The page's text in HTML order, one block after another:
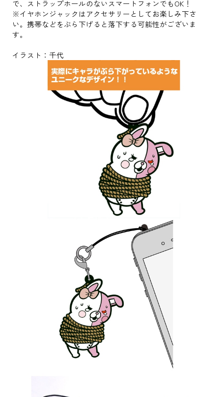
で、ストラップホールのないスマートフォンでもOK！
※イヤホンジャックはアクセサリーとしてお楽しみ下さ
い。携帯などをぶら下げると落下する可能性がございま
す。
イラスト：千代